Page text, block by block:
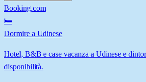
Booking.com
🛏️
Dormire a Udinese
Hotel, B&B e case vacanza a Udinese e
disponibilità.